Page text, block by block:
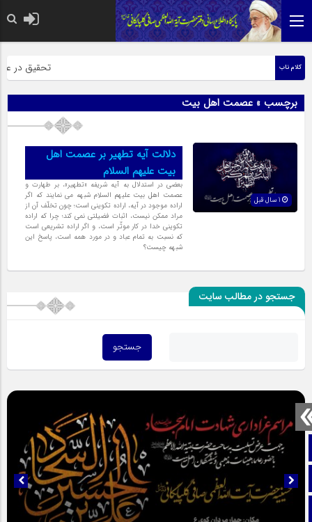
صفحه نخست
تماس با ما
کلام ناب تحقیق در
برچسب » عصمت اهل بیت
دلالت آیه تطهیر بر عصمت اهل
بیت علیهم السلام
بعضى در استدلال به آیه شریفه «تطهیر»، بر طهارت و
عصمت اهل بیت علیهم السلام شبهه مى نمایند که اگر
اراده موجود در آیه، اراده تکوینى است؛ چون تخلّف آن از
مراد ممکن نیست، اثبات فضیلتى نمى کند؛ چرا که اراده
تکوینى خدا در کار موثّر است، و اگر اراده تشریعى است
که نسبت به تمام عباد و در مورد همه است، پاسخ این
شبهه چیست؟
جستجو در مطالب سایت